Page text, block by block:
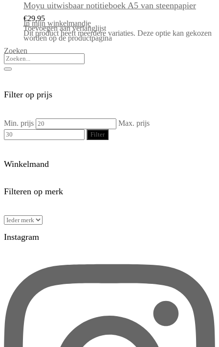
Moyu uitwisbaar notitieboek A5 van steenpapier
€29,95
In mijn winkelmandje
Toevoegen aan verlanglijst
Dit product heeft meerdere variaties. Deze optie kan gekozen
worden op de productpagina
Zoeken
Filter op prijs
Min. prijs Max. prijs
Filter
Winkelmand
Filteren op merk
Instagram